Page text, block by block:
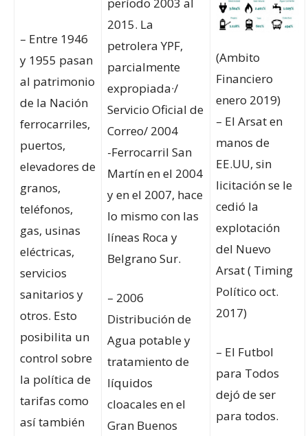
– Entre 1946
y 1955 pasan
al patrimonio
de la Nación
ferrocarriles,
puertos,
elevadores de
granos,
teléfonos,
gas, usinas
eléctricas,
servicios
sanitarios y
otros. Esto
posibilita un
control sobre
la política de
tarifas como
así también
período 2003 al
2015. La
petrolera YPF,
parcialmente
expropiada·/
Servicio Oficial de
Correo/ 2004
-Ferrocarril San
Martín en el 2004
y en el 2007, hace
lo mismo con las
líneas Roca y
Belgrano Sur.
– 2006
Distribución de
Agua potable y
tratamiento de
líquidos
cloacales en el
Gran Buenos
(Ambito
Financiero
enero 2019)
– El Arsat en
manos de
EE.UU, sin
licitación se le
cedió la
explotación
del Nuevo
Arsat ( Timing
Político oct.
2017)
– El Futbol
para Todos
dejó de ser
para todos.